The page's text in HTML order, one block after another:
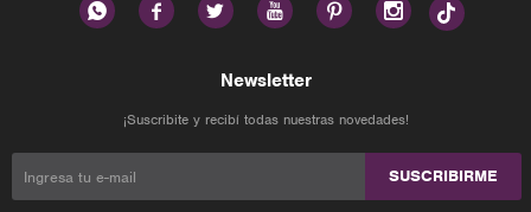
     
Newsletter
¡Suscribite y recibí todas nuestras novedades!
SUSCRIBIRME